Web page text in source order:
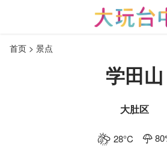
首页 景点
学田山
大肚区
28°C 80